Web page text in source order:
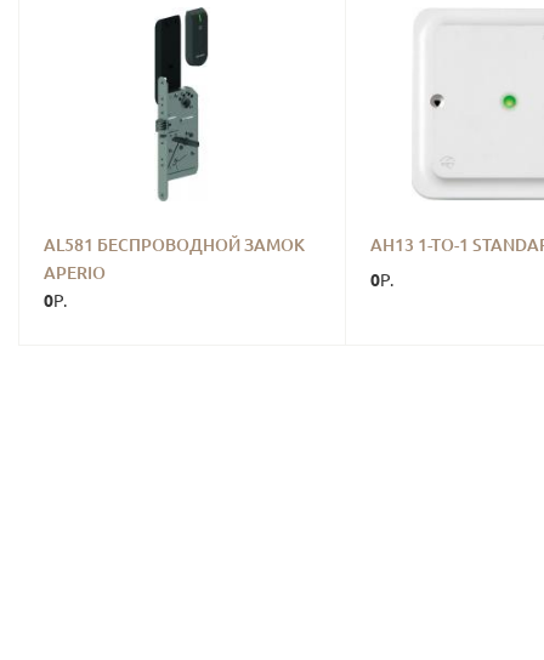
AL581 БЕСПРОВОДНОЙ ЗАМОК
APERIO
0 Р.
AH13 1-TO-1
0 Р.